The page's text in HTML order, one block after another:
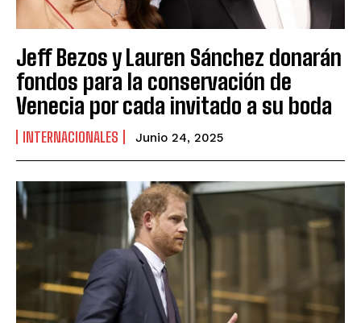
Jeff Bezos y Lauren Sánchez donarán
fondos para la conservación de
Venecia por cada invitado a su boda
INTERNACIONALES Junio 24, 2025